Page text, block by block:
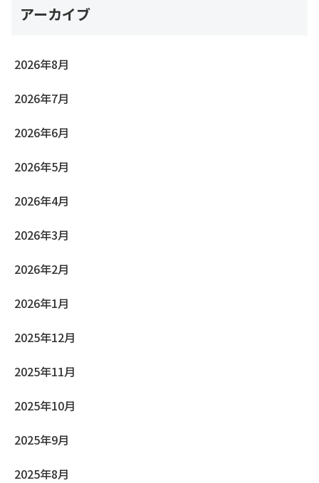
アーカイブ
2026年8月
2026年7月
2026年6月
2026年5月
2026年4月
2026年3月
2026年2月
2026年1月
2025年12月
2025年11月
2025年10月
2025年9月
2025年8月